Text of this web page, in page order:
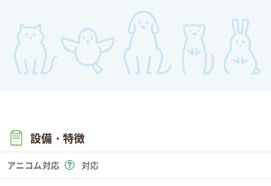
設備・特徴
アニコム対応 対応